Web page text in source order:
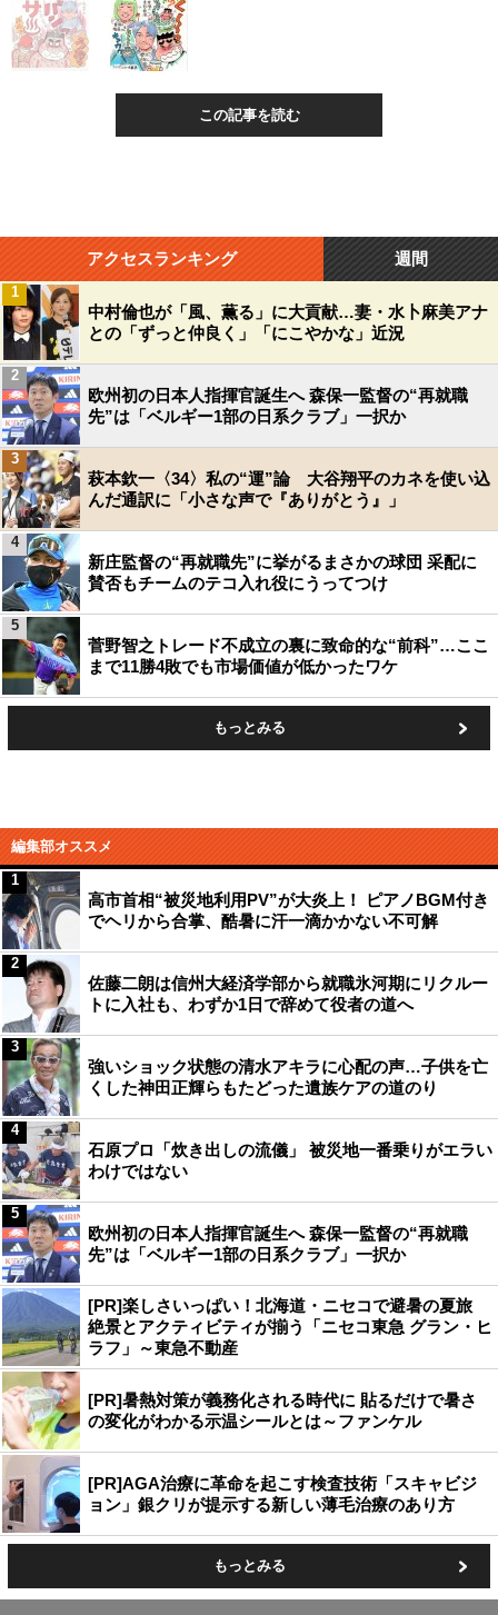
この記事を読む
アクセスランキング 週間
中村倫也が「風、薫る」に大貢献…妻・水卜麻美アナ
との「ずっと仲良く」「にこやかな」近況
1
欧州初の日本人指揮官誕生へ 森保一監督の“再就職
先”は「ベルギー1部の日系クラブ」一択か
2
萩本欽一〈34〉私の“運”論 大谷翔平のカネを使い込
んだ通訳に「小さな声で『ありがとう』」
3
新庄監督の“再就職先”に挙がるまさかの球団 采配に
賛否もチームのテコ入れ役にうってつけ
4
菅野智之トレード不成立の裏に致命的な“前科”…ここ
まで11勝4敗でも市場価値が低かったワケ
5
もっとみる
編集部オススメ
高市首相“被災地利用PV”が大炎上！ ピアノBGM付き
でヘリから合掌、酷暑に汗一滴かかない不可解
1
佐藤二朗は信州大経済学部から就職氷河期にリクルー
トに入社も、わずか1日で辞めて役者の道へ
2
強いショック状態の清水アキラに心配の声…子供を亡
くした神田正輝らもたどった遺族ケアの道のり
3
石原プロ「炊き出しの流儀」 被災地一番乗りがエラい
わけではない
4
欧州初の日本人指揮官誕生へ 森保一監督の“再就職
先”は「ベルギー1部の日系クラブ」一択か
5
[PR]楽しさいっぱい！北海道・ニセコで避暑の夏旅
絶景とアクティビティが揃う「ニセコ東急 グラン・ヒ
ラフ」～東急不動産
[PR]暑熱対策が義務化される時代に 貼るだけで暑さ
の変化がわかる示温シールとは～ファンケル
[PR]AGA治療に革命を起こす検査技術「スキャビジ
ョン」銀クリが提示する新しい薄毛治療のあり方
もっとみる